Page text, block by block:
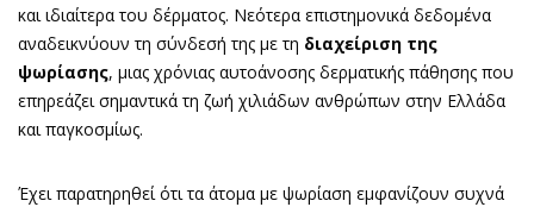
και ιδιαίτερα του δέρματος. Νεότερα επιστημονικά δεδομένα
αναδεικνύουν τη σύνδεσή της με τη διαχείριση της
ψωρίασης, μιας χρόνιας αυτοάνοσης δερματικής πάθησης που
επηρεάζει σημαντικά τη ζωή χιλιάδων ανθρώπων στην Ελλάδα
και παγκοσμίως.
Έχει παρατηρηθεί ότι τα άτομα με ψωρίαση εμφανίζουν συχνά